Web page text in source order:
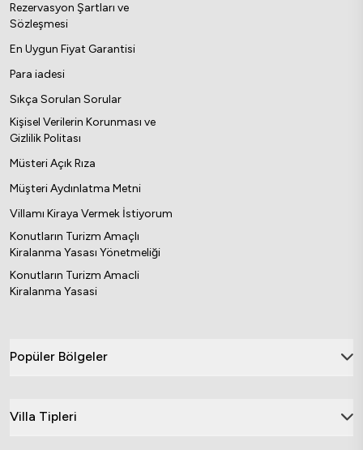
Rezervasyon Şartları ve
Sözleşmesi
En Uygun Fiyat Garantisi
Para iadesi
Sıkça Sorulan Sorular
Kişisel Verilerin Korunması ve
Gizlilik Politası
Müsteri Açık Rıza
Müşteri Aydınlatma Metni
Villamı Kiraya Vermek İstiyorum
Konutların Turizm Amaçlı
Kiralanma Yasası Yönetmeliği
Konutların Turizm Amacli
Kiralanma Yasasi
Popüler Bölgeler
Villa Tipleri